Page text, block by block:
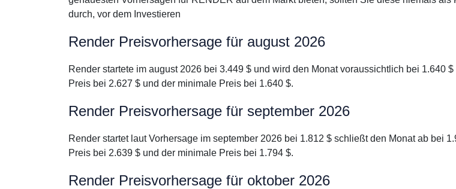
durch, vor dem Investieren
Render Preisvorhersage für august 2026
Render startete im august 2026 bei 3.449 $ und wird den Monat voraussichtlich bei 1.640
Preis bei 2.627 $ und der minimale Preis bei 1.640 $.
Render Preisvorhersage für september 2026
Render startet laut Vorhersage im september 2026 bei 1.812 $ schließt den Monat ab bei
Preis bei 2.639 $ und der minimale Preis bei 1.794 $.
Render Preisvorhersage für oktober 2026